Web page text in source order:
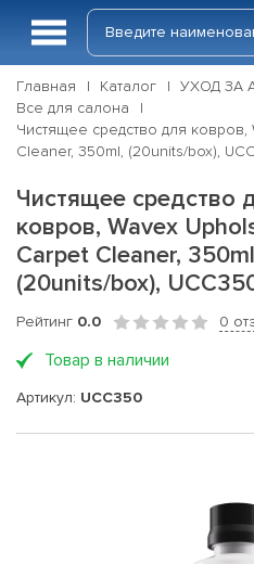
Главная Каталог
УХОД ЗА
Все для салона
Чистящее средство для
Cleaner, 350ml, (20units/box),
Чистящее средство
ковров, Wavex
Carpet Cleaner,
(20units/box),
Рейтинг 0.0 0
Товар в наличии
Артикул: UCC350